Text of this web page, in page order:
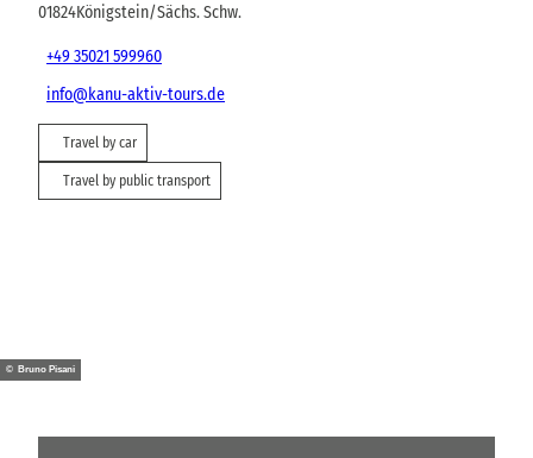
01824Königstein/Sächs. Schw.
+49 35021 599960
info@kanu-aktiv-tours.de
Travel by car
Travel by public transport
© Bruno Pisani